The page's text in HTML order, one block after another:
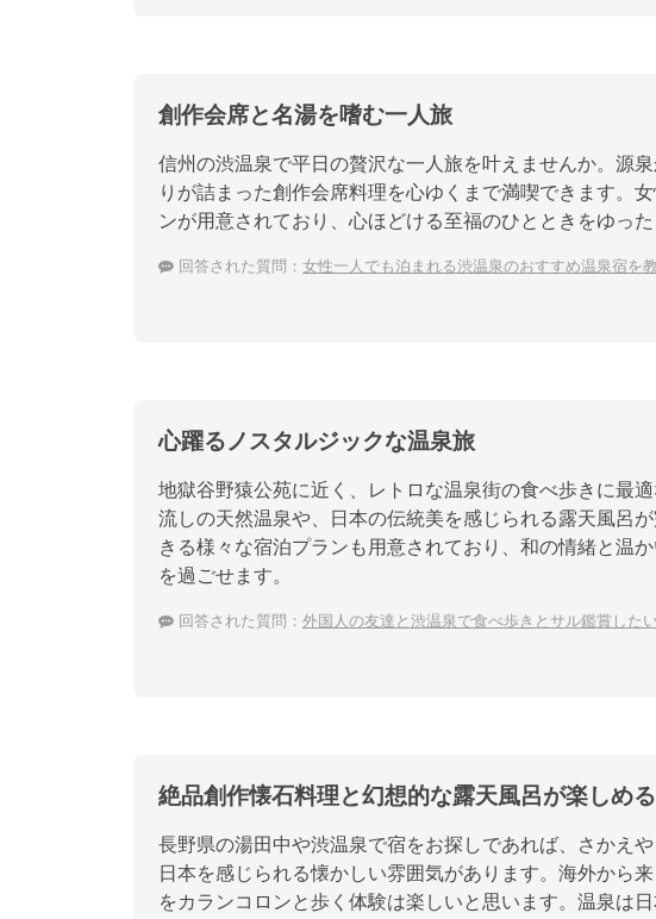
創作会席と名湯を嗜む一人旅
信州の渋温泉で平日の贅沢な一人旅を叶えませんか。源
りが詰まった創作会席料理を心ゆくまで満喫できます。
ンが用意されており、心ほどける至福のひとときをゆっ
回答された質問： 女性一人でも泊まれる渋温泉のおすすめ温泉宿を
心躍るノスタルジックな温泉旅
地獄谷野猿公苑に近く、レトロな温泉街の食べ歩きに最
流しの天然温泉や、日本の伝統美を感じられる露天風呂
きる様々な宿泊プランも用意されており、和の情緒と温
を過ごせます。
回答された質問： 外国人の友達と渋温泉で食べ歩きとサル鑑賞した
絶品創作懐石料理と幻想的な露天風呂が楽しめ
長野県の湯田中や渋温泉で宿をお探しであれば、さかえ
日本を感じられる懐かしい雰囲気があります。海外から
をカランコロンと歩く体験は楽しいと思います。温泉は